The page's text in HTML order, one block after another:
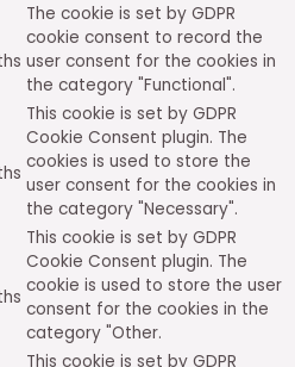
The cookie is set by GDPR
cookie consent to record the
user consent for the cookies in
the category "Functional".
This cookie is set by GDPR
Cookie Consent plugin. The
cookies is used to store the
user consent for the cookies in
the category "Necessary".
This cookie is set by GDPR
Cookie Consent plugin. The
cookie is used to store the user
consent for the cookies in the
category "Other.
This cookie is set by GDPR